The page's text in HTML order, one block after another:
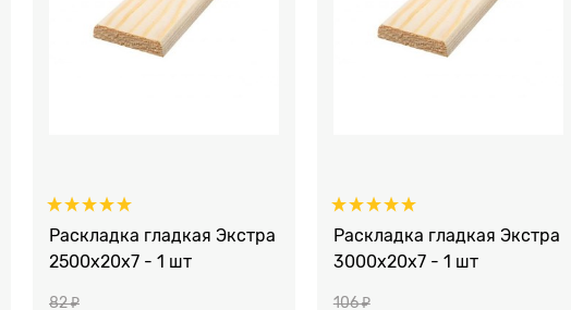
Раскладка гладкая Экстра
2500x20x7 - 1 шт
82 ₽
Раскладка гладкая Экстра
3000x20x7 - 1 шт
106 ₽